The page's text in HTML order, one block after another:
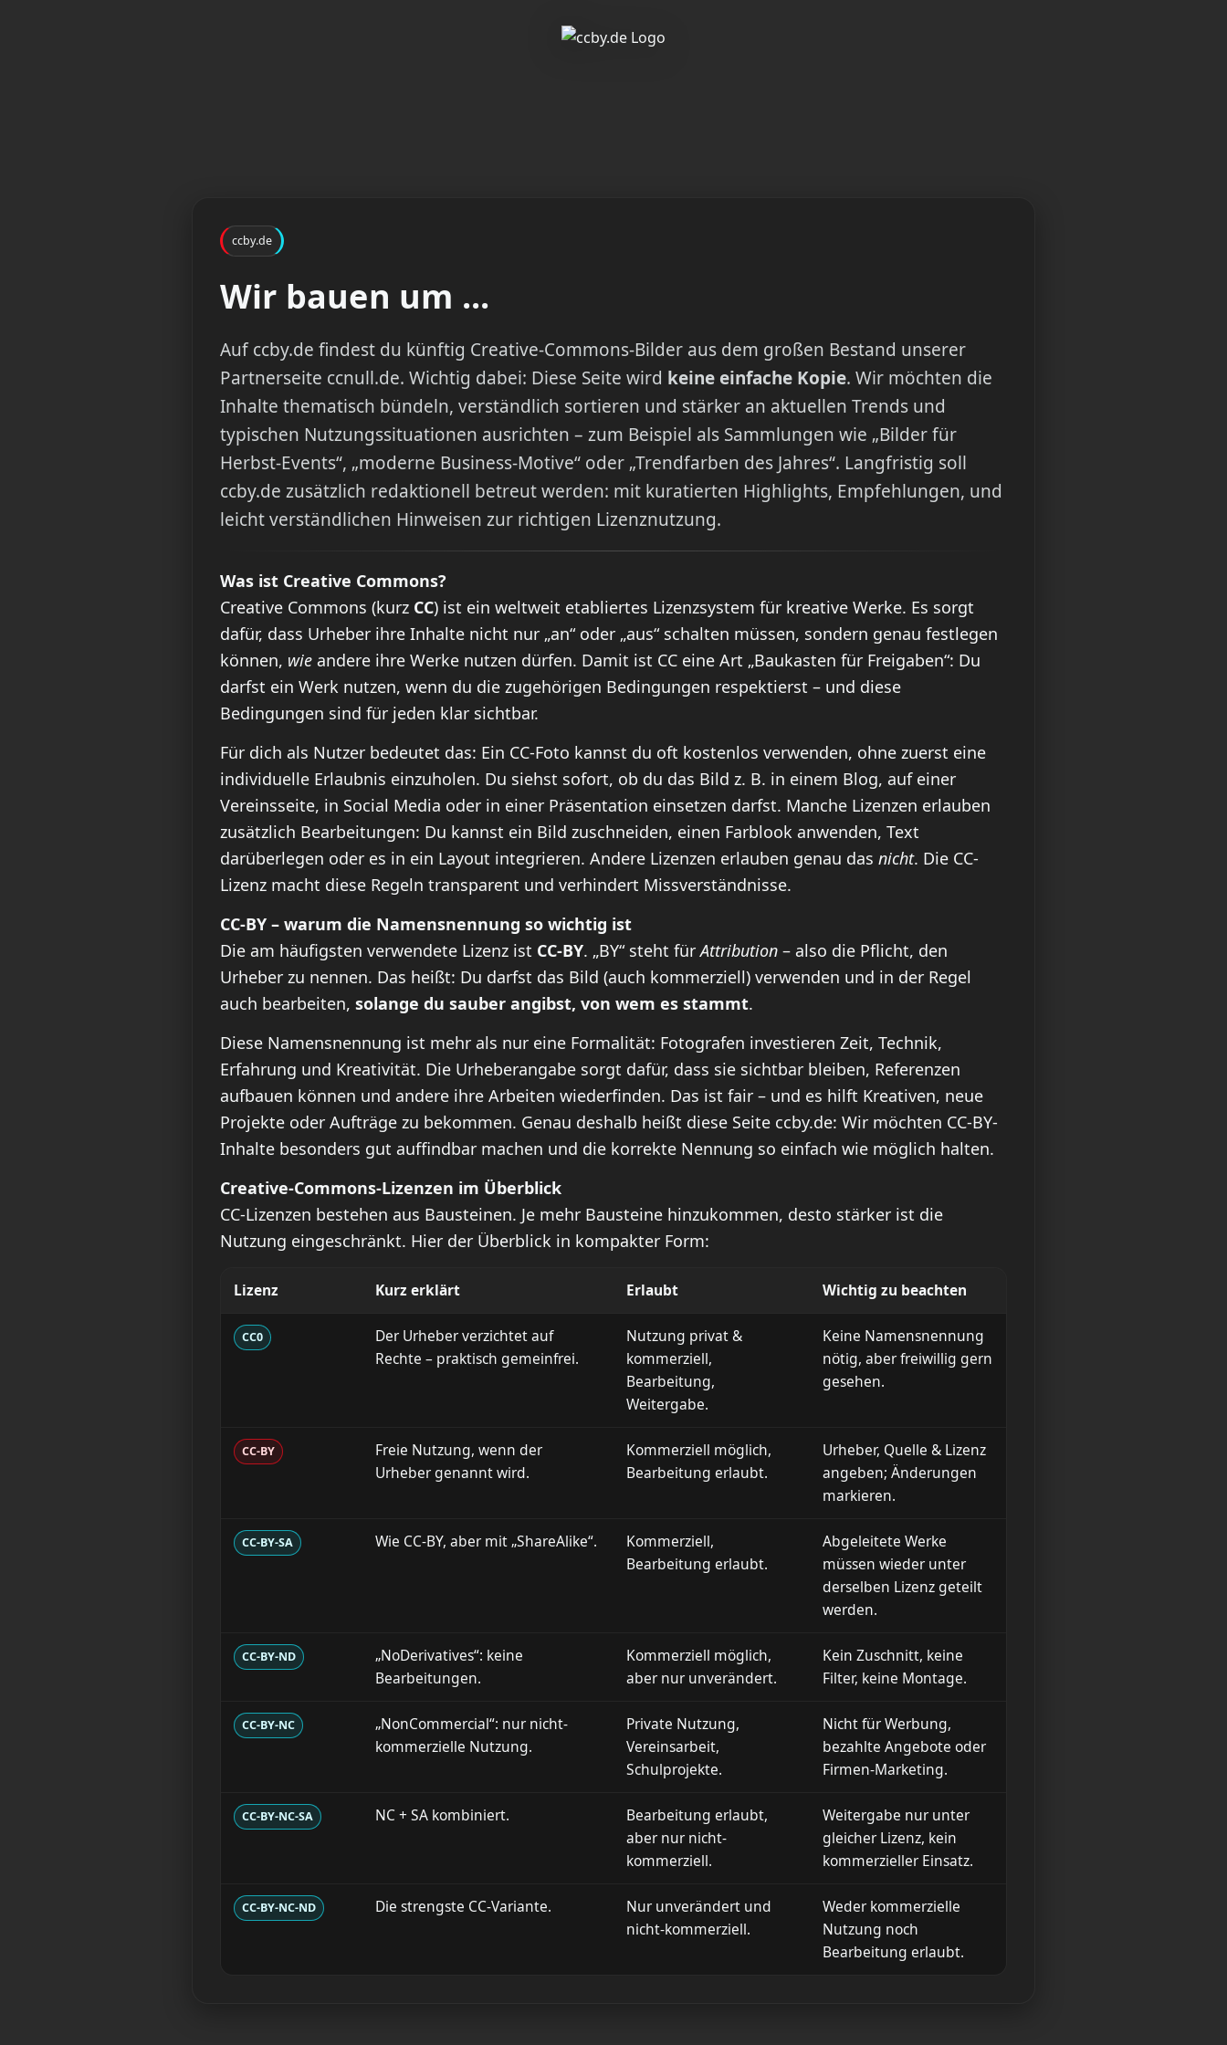
ccby.de
Wir bauen um ...
Auf ccby.de findest du künftig Creative-Commons-Bilder aus dem großen Bestand unserer
Partnerseite ccnull.de. Wichtig dabei: Diese Seite wird keine einfache Kopie. Wir möchten die
Inhalte thematisch bündeln, verständlich sortieren und stärker an aktuellen Trends und
typischen Nutzungssituationen ausrichten – zum Beispiel als Sammlungen wie „Bilder für
Herbst-Events“, „moderne Business-Motive“ oder „Trendfarben des Jahres“. Langfristig soll
ccby.de zusätzlich redaktionell betreut werden: mit kuratierten Highlights, Empfehlungen, und
leicht verständlichen Hinweisen zur richtigen Lizenznutzung.
Was ist Creative Commons?
Creative Commons (kurz CC) ist ein weltweit etabliertes Lizenzsystem für kreative Werke. Es sorgt
dafür, dass Urheber ihre Inhalte nicht nur „an“ oder „aus“ schalten müssen, sondern genau festlegen
können, wie andere ihre Werke nutzen dürfen. Damit ist CC eine Art „Baukasten für Freigaben“: Du
darfst ein Werk nutzen, wenn du die zugehörigen Bedingungen respektierst – und diese
Bedingungen sind für jeden klar sichtbar.
Für dich als Nutzer bedeutet das: Ein CC-Foto kannst du oft kostenlos verwenden, ohne zuerst eine
individuelle Erlaubnis einzuholen. Du siehst sofort, ob du das Bild z. B. in einem Blog, auf einer
Vereinsseite, in Social Media oder in einer Präsentation einsetzen darfst. Manche Lizenzen erlauben
zusätzlich Bearbeitungen: Du kannst ein Bild zuschneiden, einen Farblook anwenden, Text
darüberlegen oder es in ein Layout integrieren. Andere Lizenzen erlauben genau das nicht. Die CC-
Lizenz macht diese Regeln transparent und verhindert Missverständnisse.
CC-BY – warum die Namensnennung so wichtig ist
Die am häufigsten verwendete Lizenz ist CC-BY. „BY“ steht fürAttribution – also die Pflicht, den
Urheber zu nennen. Das heißt: Du darfst das Bild (auch kommerziell) verwenden und in der Regel
auch bearbeiten, solange du sauber angibst, von wem es stammt.
Diese Namensnennung ist mehr als nur eine Formalität: Fotografen investieren Zeit, Technik,
Erfahrung und Kreativität. Die Urheberangabe sorgt dafür, dass sie sichtbar bleiben, Referenzen
aufbauen können und andere ihre Arbeiten wiederfinden. Das ist fair – und es hilft Kreativen, neue
Projekte oder Aufträge zu bekommen. Genau deshalb heißt diese Seite ccby.de: Wir möchten CC-BY-
Inhalte besonders gut auffindbar machen und die korrekte Nennung so einfach wie möglich halten.
Creative-Commons-Lizenzen im Überblick
CC-Lizenzen bestehen aus Bausteinen. Je mehr Bausteine hinzukommen, desto stärker ist die
Nutzung eingeschränkt. Hier der Überblick in kompakter Form:
Lizenz Kurz erklärt Erlaubt Wichtig zu beachten
CC0
Der Urheber verzichtet auf
Rechte – praktisch gemeinfrei.
Nutzung privat &
kommerziell,
Bearbeitung,
Weitergabe.
Keine Namensnennung
nötig, aber freiwillig gern
gesehen.
CC-BY
Freie Nutzung, wenn der
Urheber genannt wird.
Kommerziell möglich,
Bearbeitung erlaubt.
Urheber, Quelle & Lizenz
angeben; Änderungen
markieren.
CC-BY-SA Wie CC-BY, aber mit „ShareAlike“.
Kommerziell,
Bearbeitung erlaubt.
Abgeleitete Werke
müssen wieder unter
derselben Lizenz geteilt
werden.
CC-BY-ND
„NoDerivatives“: keine
Bearbeitungen.
Kommerziell möglich,
aber nur unverändert.
Kein Zuschnitt, keine
Filter, keine Montage.
CC-BY-NC
„NonCommercial“: nur nicht-
kommerzielle Nutzung.
Private Nutzung,
Vereinsarbeit,
Schulprojekte.
Nicht für Werbung,
bezahlte Angebote oder
Firmen-Marketing.
CC-BY-NC-SA NC + SA kombiniert.
Bearbeitung erlaubt,
aber nur nicht-
kommerziell.
Weitergabe nur unter
gleicher Lizenz, kein
kommerzieller Einsatz.
CC-BY-NC-ND Die strengste CC-Variante.
Nur unverändert und
nicht-kommerziell.
Weder kommerzielle
Nutzung noch
Bearbeitung erlaubt.